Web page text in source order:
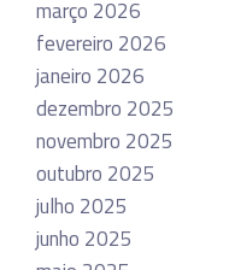
março 2026
fevereiro 2026
janeiro 2026
dezembro 2025
novembro 2025
outubro 2025
julho 2025
junho 2025